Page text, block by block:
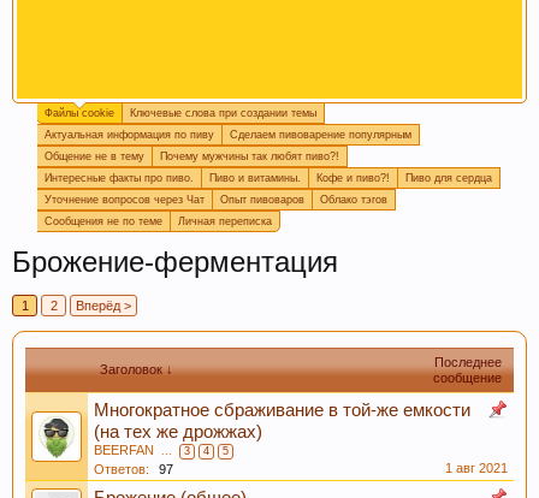
Огромная просьба, при создании новой темы
прописывайте ключевые слова, которые
отражают смысл темы. Это поможет быстро
находить информацию на форуме. Спасибо!
Пишите вподписьили в
пиво у вас сейчас готовится, так легче дать
четкий ответ или совет.
Файлы cookie
Ключевые слова при создании темы
Актуальная информация по пиву
Сделаем пивоварение популярным
Общение не в тему
Почему мужчины так любят пиво?!
Интересные факты про пиво.
Пиво и витамины. Кофе и пиво?!
Пиво для сердца
Уточнение вопросов через Чат
Опыт пивоваров
Облако тэгов
Сообщения не по теме
Личная переписка
Брожение-ферментация
1 2 Вперёд >
Заголовок ↓
Последнее
сообщение
Многократное сбраживание в той-же емкости
(на тех же дрожжах)
BEERFAN ... 3 4 5
Ответов: 97 1 авг 2021